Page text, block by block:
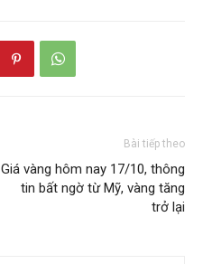
Bài tiếp theo
Giá vàng hôm nay 17/10, thông
tin bất ngờ từ Mỹ, vàng tăng
trở lại